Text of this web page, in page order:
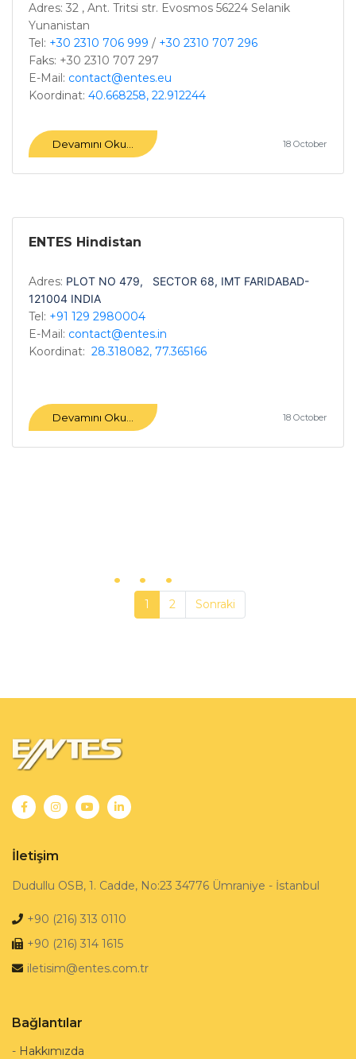
Adres: 32 , Ant. Tritsi str. Evosmos 56224 Selanik
Yunanistan
Tel: +30 2310 706 999 / +30 2310 707 296
Faks: +30 2310 707 297
E-Mail: contact@entes.eu
Koordinat: 40.668258, 22.912244
Devamını Oku... 18 October
ENTES Hindistan
Adres: PLOT NO 479, SECTOR 68, IMT FARIDABAD-
121004 INDIA
Tel: +91 129 2980004
E-Mail: contact@entes.in
Koordinat: 28.318082, 77.365166
Devamını Oku... 18 October
1 2 Sonraki
İletişim
Dudullu OSB, 1. Cadde, No:23 34776 Ümraniye - İstanbul
+90 (216) 313 0110
+90 (216) 314 1615
iletisim@entes.com.tr
Bağlantılar
- Hakkımızda